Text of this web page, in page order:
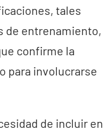
tales
de entrenamiento,
confirme la
para involucrarse
de incluir en